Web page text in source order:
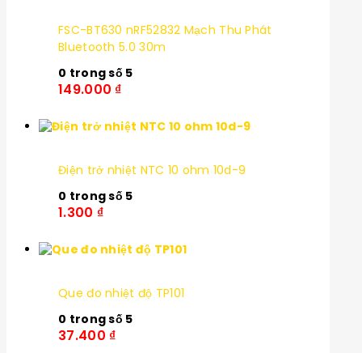
FSC-BT630 nRF52832 Mạch Thu Phát
Bluetooth 5.0 30m
0 trong số 5
149.000 ₫
Điện trở nhiệt NTC 10 ohm 10d-9
0 trong số 5
1.300 ₫
Que đo nhiệt độ TP101
0 trong số 5
37.400 ₫